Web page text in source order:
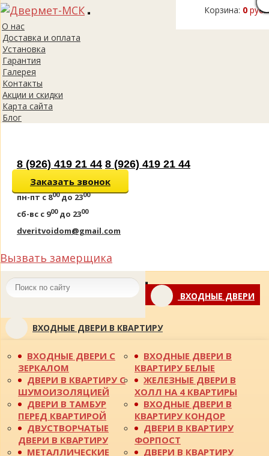
Корзина: 0 руб.
Toggle
О нас
Доставка и оплата
Установка
Гарантия
Галерея
Контакты
Акции и скидки
Карта сайта
Блог
8 (926) 419 21 44 8 (926) 419 21 44
Заказать звонок
пн-пт с 800до 2300
сб-вс с 900до 2300
dveritvoidom@gmail.com
Вызвать замерщика
Toggle
navigationВХОДНЫЕ ДВЕРИ
ВХОДНЫЕ ДВЕРИ В КВАРТИРУ
ВХОДНЫЕ ДВЕРИ С
ЗЕРКАЛОМ
ДВЕРИ В КВАРТИРУ С
ШУМОИЗОЛЯЦИЕЙ
ДВЕРИ В ТАМБУР
ПЕРЕД КВАРТИРОЙ
ДВУСТВОРЧАТЫЕ
ДВЕРИ В КВАРТИРУ
МЕТАЛЛИЧЕСКИЕ
ВХОДНЫЕ ДВЕРИ В
КВАРТИРУ БЕЛЫЕ
ЖЕЛЕЗНЫЕ ДВЕРИ В
ХОЛЛ НА 4 КВАРТИРЫ
ВХОДНЫЕ ДВЕРИ В
КВАРТИРУ КОНДОР
ДВЕРИ В КВАРТИРУ
ФОРПОСТ
ДВЕРИ В КВАРТИРУ